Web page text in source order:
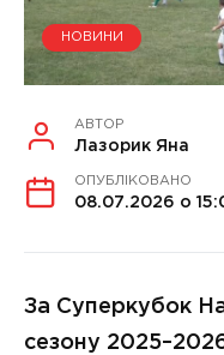
НОВИНИ
АВТОР
Лазорик Яна
ОПУБЛІКОВАНО
08.07.2026 о
За Суперкубок
сезону